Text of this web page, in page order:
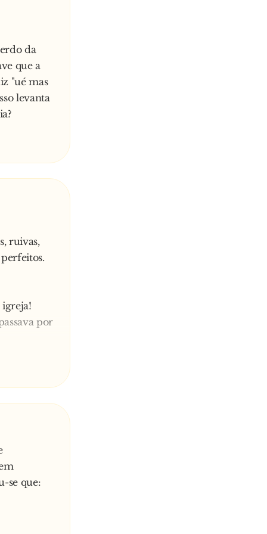
da
que a
"ué mas
levanta
ruivas,
por
tem
se que: